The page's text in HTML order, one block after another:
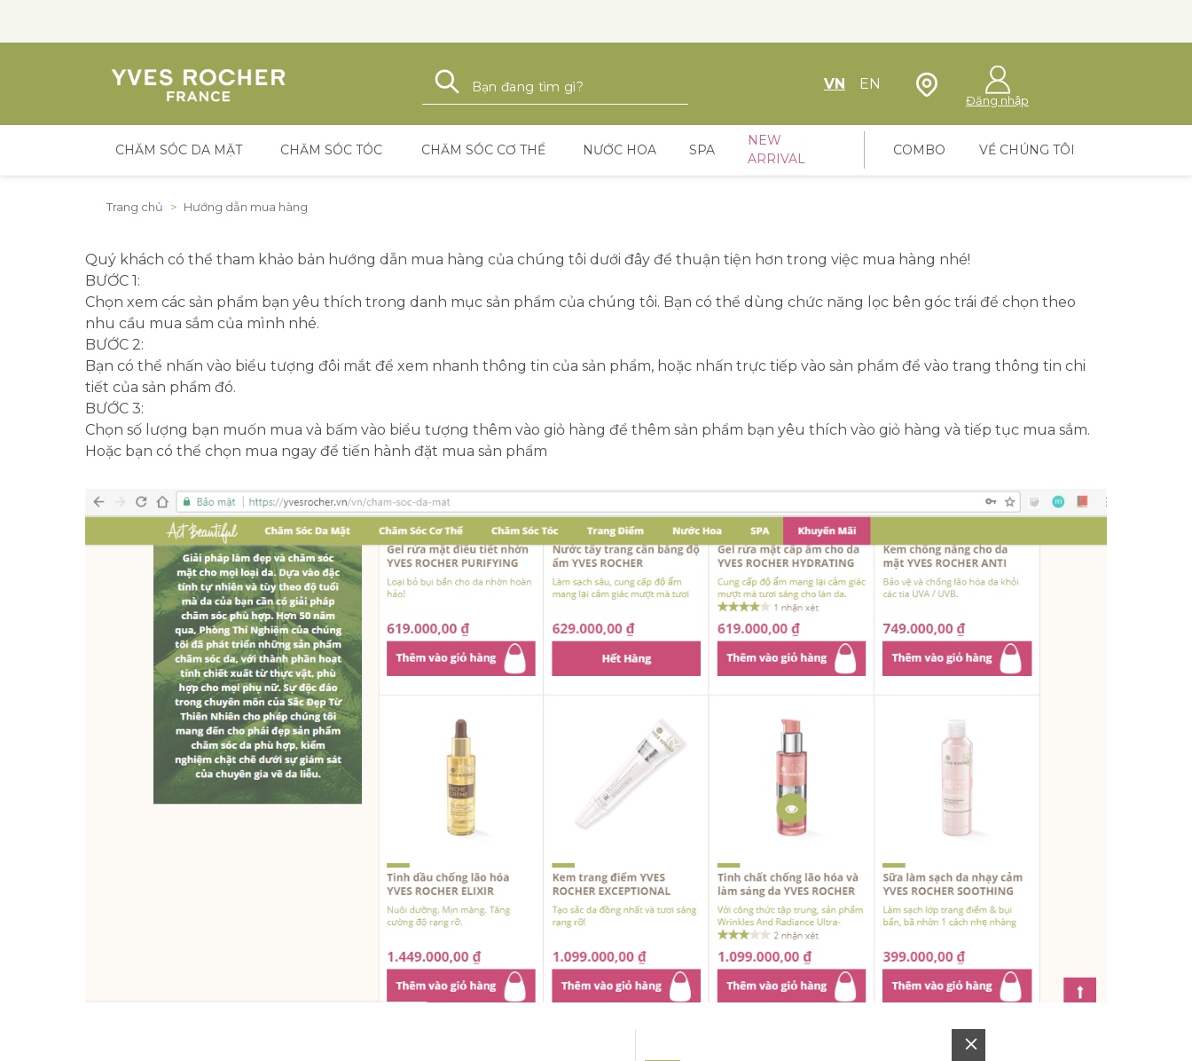
Tìm kiếm VN EN Định vị cửa hàng
Đăng nhập
CHĂM SÓC DA MẶT CHĂM SÓC TÓC CHĂM SÓC CƠ THỂ NƯỚC HOA SPA
NEW
ARRIVAL
COMBO VỀ CHÚNG TÔI
Trang chủ > Hướng dẫn mua hàng
Quý khách có thể tham khảo bản hướng dẫn mua hàng của chúng tôi dưới đây để thuận tiện hơn trong việc mua hàng nhé!
BƯỚC 1:
Chọn xem các sản phẩm bạn yêu thích trong danh mục sản phẩm của chúng tôi. Bạn có thể dùng chức năng lọc bên góc trái để chọn theo
nhu cầu mua sắm của mình nhé.
BƯỚC 2:
Bạn có thể nhấn vào biểu tượng đôi mắt để xem nhanh thông tin của sản phẩm, hoặc nhấn trực tiếp vào sản phẩm để vào trang thông tin chi
tiết của sản phẩm đó.
BƯỚC 3:
Chọn số lượng bạn muốn mua và bấm vào biểu tượng thêm vào giỏ hàng để thêm sản phẩm bạn yêu thích vào giỏ hàng và tiếp tục mua sắm.
Hoặc bạn có thể chọn mua ngay để tiến hành đặt mua sản phẩm